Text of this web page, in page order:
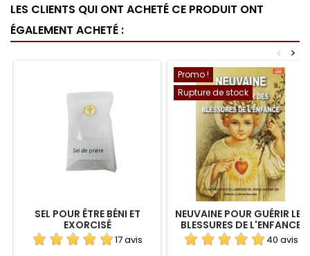
LES CLIENTS QUI ONT ACHETÉ CE PRODUIT ONT
ÉGALEMENT ACHETÉ :
>
<
SEL POUR ÊTRE BÉNI ET
EXORCISÉ
17 avis
Promo !
Rupture de stock
NEUVAINE POUR GUÉRIR LES
BLESSURES DE L'ENFANCE
40 avis